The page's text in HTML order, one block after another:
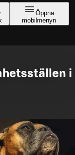
Öppna
mobilmenyn
i